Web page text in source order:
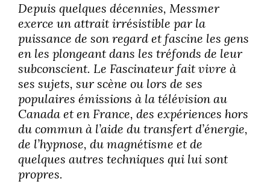
Depuis quelques décennies, Messmer
exerce un attrait irrésistible par la
puissance de son regard et fascine les gens
en les plongeant dans les tréfonds de leur
subconscient. Le Fascinateur fait vivre à
ses sujets, sur scène ou lors de ses
populaires émissions à la télévision au
Canada et en France, des expériences hors
du commun à l’aide du transfert d’énergie,
de l’hypnose, du magnétisme et de
quelques autres techniques qui lui sont
propres.